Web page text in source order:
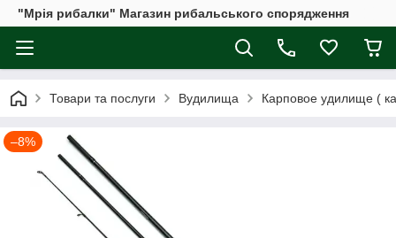
"Мрія рибалки" Магазин рибальського спорядження
Товари та послуги Вудилища Карповое удилище (
–8%